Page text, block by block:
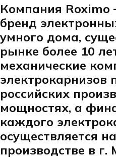
Компания Roximo
бренд
умного дома,
рынке более 10
механические
электрокарнизов
российских
мощностях, а
каждого
осуществляется
производстве в г.